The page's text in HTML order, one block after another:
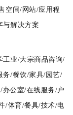
空间/网站/应用程
与解决方案
工业/大宗商品咨询/
务/餐饮/家具/园艺/
公室/在线服务/户
/体育/餐具/技术/电